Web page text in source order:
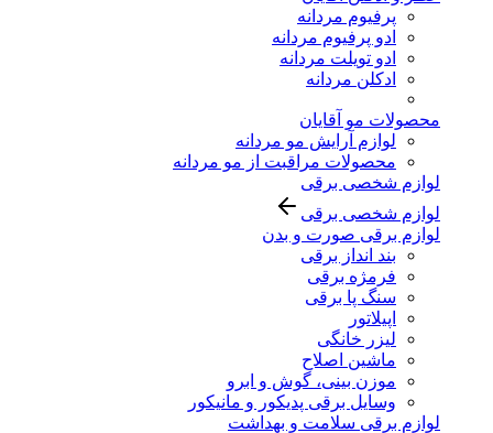
پرفیوم مردانه
ادو پرفیوم مردانه
ادو تویلت مردانه
ادکلن مردانه
محصولات مو آقایان
لوازم آرایش مو مردانه
محصولات مراقبت از مو مردانه
لوازم شخصی برقی
لوازم شخصی برقی
لوازم برقی صورت و بدن
بند انداز برقی
فرمژه برقی
سنگ پا برقی
اپیلاتور
لیزر خانگی
ماشین اصلاح
موزن بینی، گوش و ابرو
وسایل برقی پدیکور و مانیکور
لوازم برقی سلامت و بهداشت